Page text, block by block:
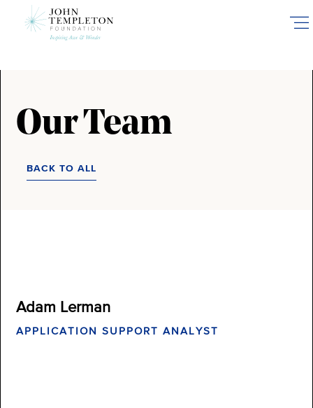
Our Team
BACK TO ALL
Adam Lerman
APPLICATION SUPPORT ANALYST